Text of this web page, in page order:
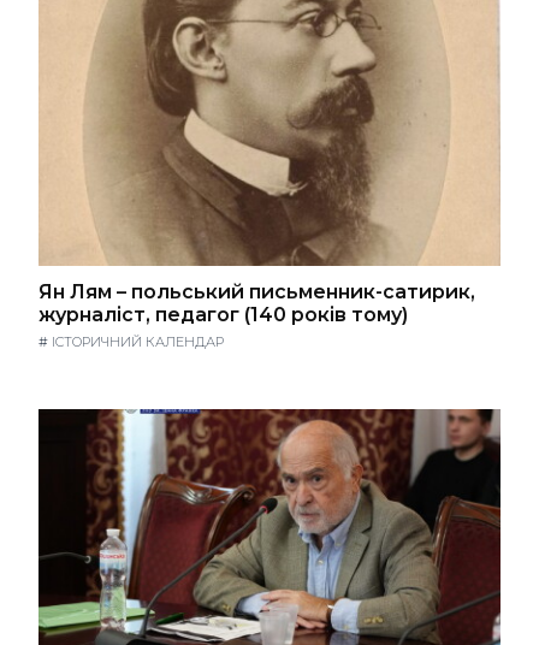
Ян Лям – польський письменник-сатирик,
журналіст, педагог (140 років тому)
# ІСТОРИЧНИЙ КАЛЕНДАР